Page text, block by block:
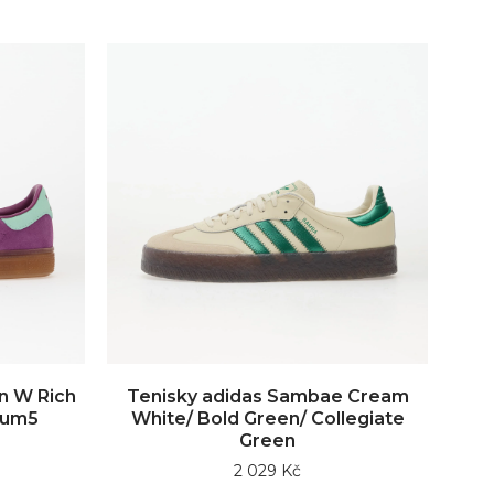
W Rich
Tenisky adidas Sambae Cream
White/ Bold Green/ Collegiate
Green
2 029 Kč